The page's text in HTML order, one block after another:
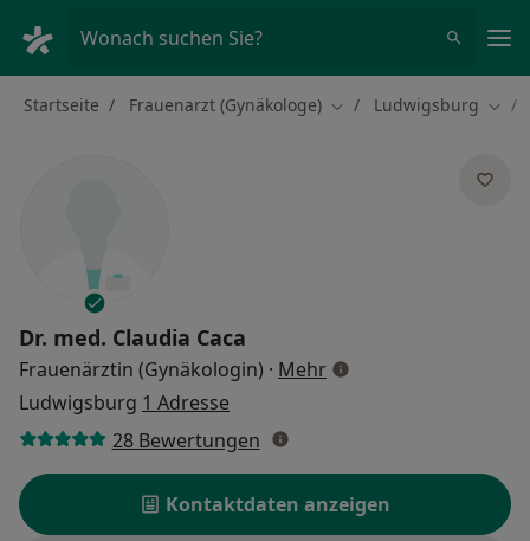
Wonach suchen Sie?
Startseite Frauenarzt (Gynäkologe) Stadt ändern
Ludwigsburg
Dr. med. Claudia Caca
Frauenärztin (Gynäkologin) · Mehrüber Spezialisierungen
Ludwigsburg 1 Adresse
28 Bewertungen
Kontaktdaten anzeigen